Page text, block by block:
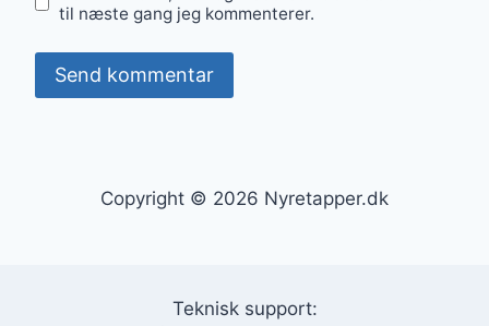
til næste gang jeg kommenterer.
Copyright © 2026 Nyretapper.dk
Teknisk support: